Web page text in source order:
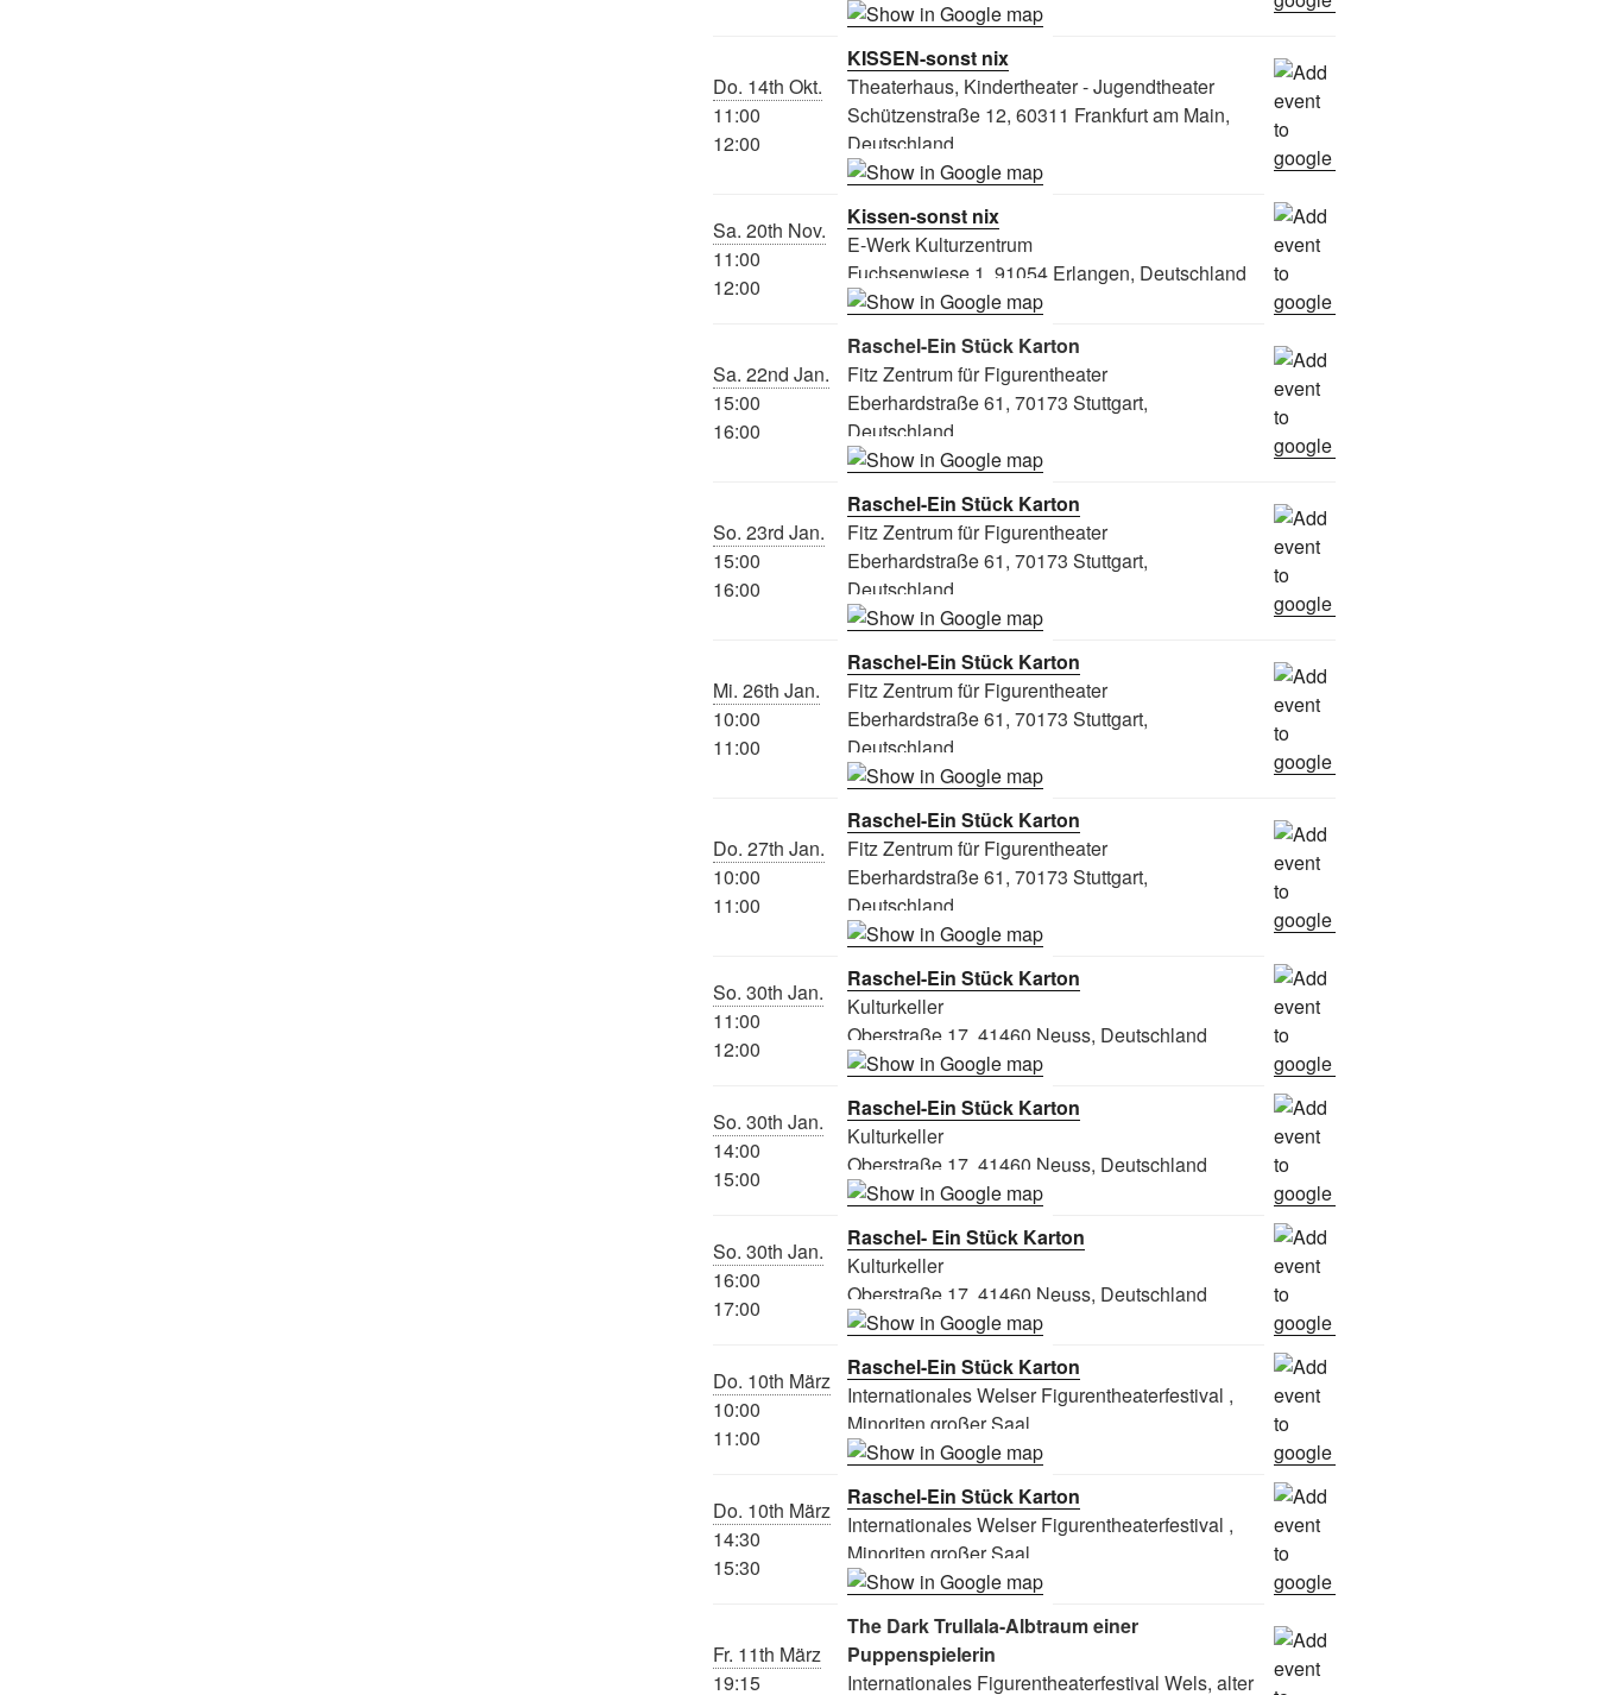
Do. 14th Okt.
11:00
12:00
KISSEN-sonst nix
Theaterhaus, Kindertheater - Jugendtheater
Schützenstraße 12, 60311 Frankfurt am Main,
Deutschland
Sa. 20th Nov.
11:00
12:00
Kissen-sonst nix
E-Werk Kulturzentrum
Fuchsenwiese 1, 91054 Erlangen, Deutschland
Sa. 22nd Jan.
15:00
16:00
Raschel-Ein Stück Karton
Fitz Zentrum für Figurentheater
Eberhardstraße 61, 70173 Stuttgart,
Deutschland
So. 23rd Jan.
15:00
16:00
Raschel-Ein Stück Karton
Fitz Zentrum für Figurentheater
Eberhardstraße 61, 70173 Stuttgart,
Deutschland
Mi. 26th Jan.
10:00
11:00
Raschel-Ein Stück Karton
Fitz Zentrum für Figurentheater
Eberhardstraße 61, 70173 Stuttgart,
Deutschland
Do. 27th Jan.
10:00
11:00
Raschel-Ein Stück Karton
Fitz Zentrum für Figurentheater
Eberhardstraße 61, 70173 Stuttgart,
Deutschland
So. 30th Jan.
11:00
12:00
Raschel-Ein Stück Karton
Kulturkeller
Oberstraße 17, 41460 Neuss, Deutschland
So. 30th Jan.
14:00
15:00
Raschel-Ein Stück Karton
Kulturkeller
Oberstraße 17, 41460 Neuss, Deutschland
So. 30th Jan.
16:00
17:00
Raschel- Ein Stück Karton
Kulturkeller
Oberstraße 17, 41460 Neuss, Deutschland
Do. 10th März
10:00
11:00
Raschel-Ein Stück Karton
Internationales Welser Figurentheaterfestival ,
Minoriten großer Saal
Do. 10th März
14:30
15:30
Raschel-Ein Stück Karton
Internationales Welser Figurentheaterfestival ,
Minoriten großer Saal
Fr. 11th März
19:15
The Dark Trullala-Albtraum einer
Puppenspielerin
Internationales Figurentheaterfestival Wels, alter